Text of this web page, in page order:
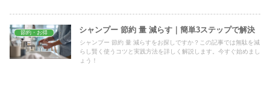
節約・お得 シャンプー 節約 量 減らす｜簡単3ステップで解決
シャンプー 節約 量 減らすをお探しですか？この記事では無駄を減
らし賢く使うコツと実践方法を詳しく解説します。今すぐ始めまし
ょう！